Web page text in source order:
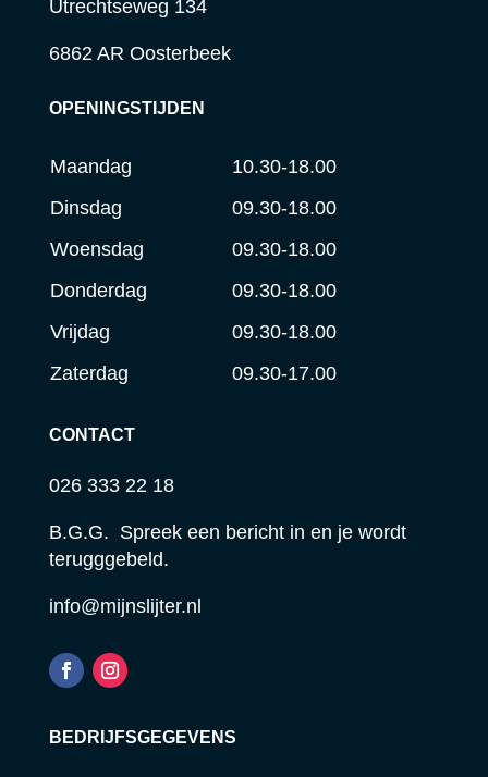
Utrechtseweg 134
6862 AR Oosterbeek
OPENINGSTIJDEN
Maandag
10.30-18.00
Dinsdag
09.30-18.00
Woensdag
09.30-18.00
Donderdag
09.30-18.00
Vrijdag
09.30-18.00
Zaterdag
09.30-17.00
CONTACT
026 333 22 18
B.G.G. Spreek een bericht in en je wordt
terugggebeld.
info@mijnslijter.nl
BEDRIJFSGEGEVENS